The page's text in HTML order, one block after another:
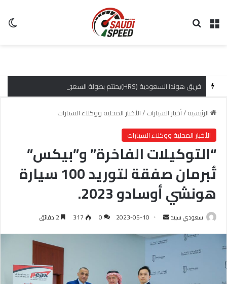
القائمة
الرئيسية/أخبار السيارات/الأخبار المحلية ووكلاء السيارات
الأخبار المحلية ووكلاء السيارات
“التوكيلات الفاخرة” و”بيكس”
تُبرمان صفقة لتوريد 100 سيارة
هونشي أوسادو 2023.
سعودي سبيد
س
ل
2023-05-10
0
317